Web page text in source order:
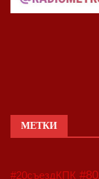
МЕТКИ
#20съездКПК